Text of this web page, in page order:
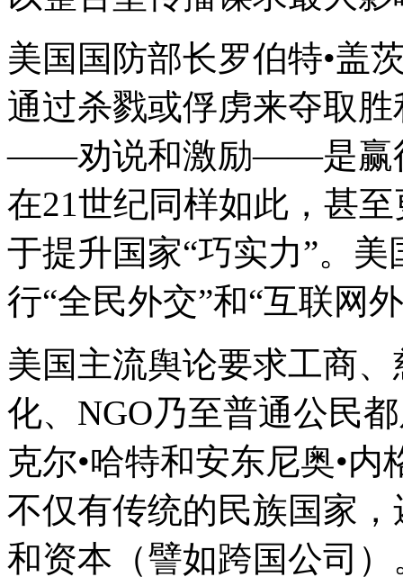
美国国防部长罗伯特•盖
通过杀戮或俘虏来夺取
——劝说和激励——是赢
在21世纪同样如此，甚
于提升国家“巧实力”。
行“全民外交”和“互联网
美国主流舆论要求工商
化、NGO乃至普通公民
克尔•哈特和安东尼奥•
不仅有传统的民族国家
和资本（譬如跨国公司